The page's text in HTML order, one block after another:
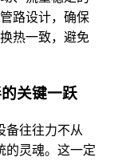
路设计，确保
热一致，避免
关键一跃
备往往力不从
的灵魂。这一定